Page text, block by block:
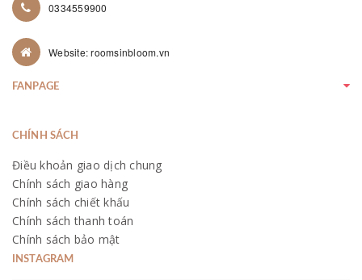
0334559900
Website: roomsinbloom.vn
FANPAGE
CHÍNH SÁCH
Điều khoản giao dịch chung
Chính sách giao hàng
Chính sách chiết khấu
Chính sách thanh toán
Chính sách bảo mật
INSTAGRAM